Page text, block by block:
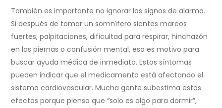
También es importante no ignorar los signos de alarma.
Si después de tomar un somnífero sientes mareos
fuertes, palpitaciones, dificultad para respirar, hinchazón
en las piernas o confusión mental, eso es motivo para
buscar ayuda médica de inmediato. Estos síntomas
pueden indicar que el medicamento está afectando el
sistema cardiovascular. Mucha gente subestima estos
efectos porque piensa que “solo es algo para dormir”,